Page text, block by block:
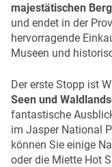
majestätischen
und endet in der
hervorragende
Museen und
Der erste Stopp ist
Seen und
fantastische
im Jasper National
können Sie einige
oder die Miette Hot